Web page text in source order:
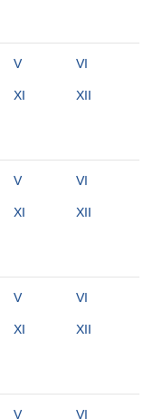
V VI
XI XII
V VI
XI XII
V VI
XI XII
V VI